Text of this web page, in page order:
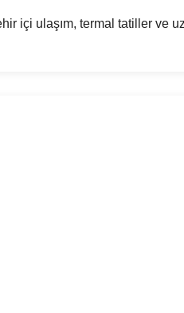
içi ulaşım, termal tatiller ve